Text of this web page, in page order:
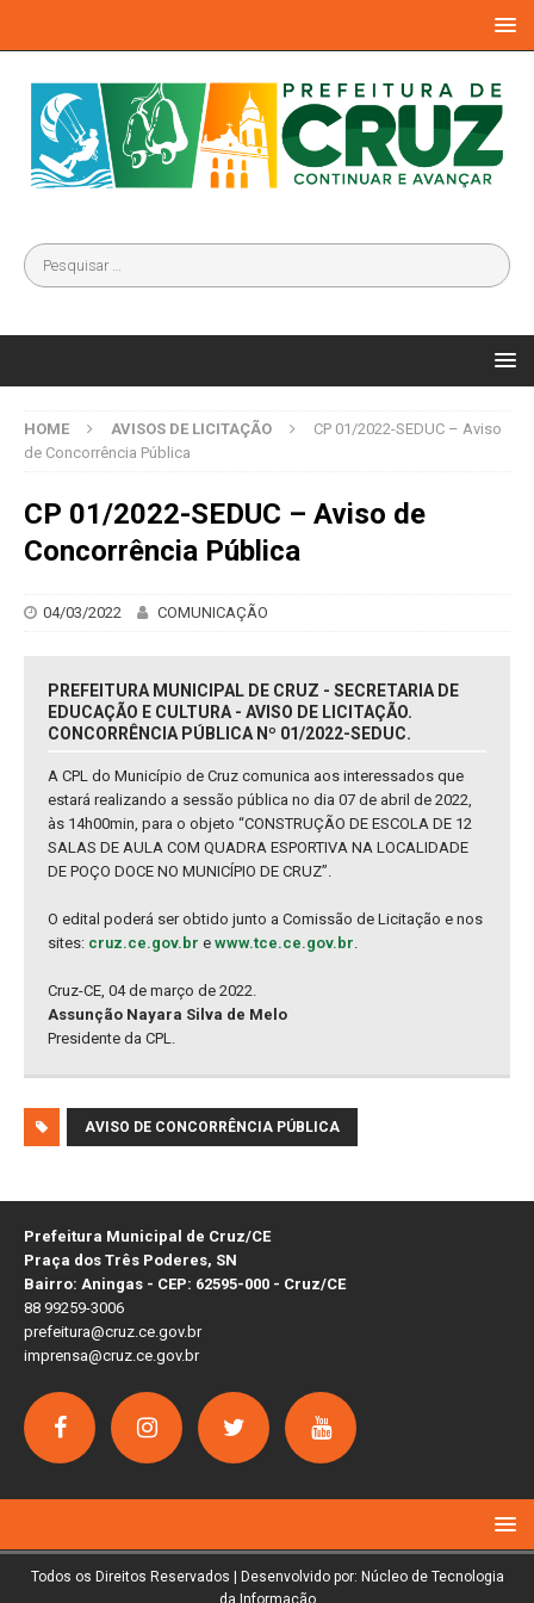
HOME AVISOS DE LICITAÇÃO
CP 01/2022-SEDUC – Aviso
de Concorrência Pública
CP 01/2022-SEDUC – Aviso de
Concorrência Pública
04/03/2022 COMUNICAÇÃO
PREFEITURA MUNICIPAL DE CRUZ - SECRETARIA DE
EDUCAÇÃO E CULTURA - AVISO DE LICITAÇÃO.
CONCORRÊNCIA PÚBLICA Nº 01/2022-SEDUC.
A CPL do Município de Cruz comunica aos interessados que
estará realizando a sessão pública no dia 07 de abril de 2022,
às 14h00min, para o objeto “CONSTRUÇÃO DE ESCOLA DE 12
SALAS DE AULA COM QUADRA ESPORTIVA NA LOCALIDADE
DE POÇO DOCE NO MUNICÍPIO DE CRUZ”.
O edital poderá ser obtido junto a Comissão de Licitação e nos
sites: cruz.ce.gov.br e www.tce.ce.gov.br.
Cruz-CE, 04 de março de 2022.
Assunção Nayara Silva de Melo
Presidente da CPL.
AVISO DE CONCORRÊNCIA PÚBLICA
Prefeitura Municipal de Cruz/CE
Praça dos Três Poderes, SN
Bairro: Aningas - CEP: 62595-000 - Cruz/CE
88 99259-3006
prefeitura@cruz.ce.gov.br
imprensa@cruz.ce.gov.br
Todos os Direitos Reservados | Desenvolvido por: Núcleo de Tecnologia
da Informação